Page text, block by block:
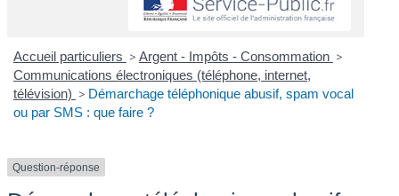
Accueil particuliers > Argent - Impôts - Consommation >
Communications électroniques (téléphone, internet,
télévision) > Démarchage téléphonique abusif, spam vocal
ou par SMS : que faire ?
Question-réponse